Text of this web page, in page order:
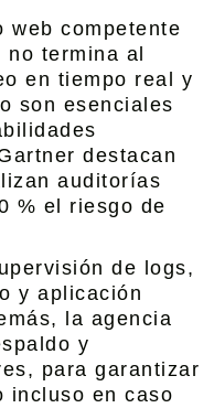
web competente
termina al
en tiempo real y
son esenciales
destacan
auditorías
% el riesgo de
de logs,
y aplicación
la agencia
y
para garantizar
incluso en caso